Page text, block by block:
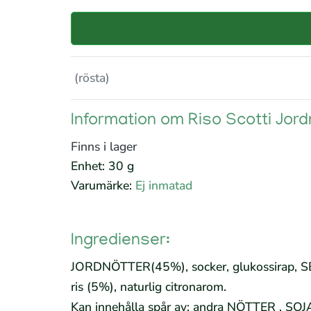
(rösta)
Information om Riso Scotti
Finns i lager
Enhet: 30 g
Varumärke: Ej inmatad
Ingredienser:
JORDNÖTTER(45%), socker, glukossirap,
ris (5%), naturlig citronarom.
Kan innehålla spår av: andra NÖTTER ,